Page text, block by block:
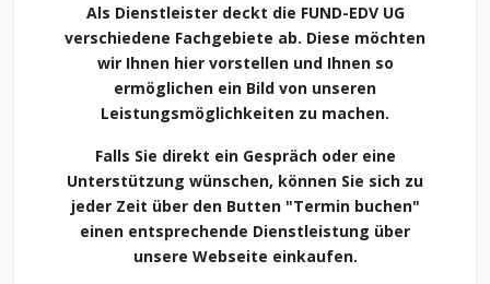
Als Dienstleister deckt die FUND-EDV UG
verschiedene Fachgebiete ab. Diese möchten
wir Ihnen hier vorstellen und Ihnen so
ermöglichen ein Bild von unseren
Leistungsmöglichkeiten zu machen.
Falls Sie direkt ein Gespräch oder eine
Unterstützung wünschen, können Sie sich zu
jeder Zeit über den Butten "Termin buchen"
einen entsprechende Dienstleistung über
unsere Webseite einkaufen.